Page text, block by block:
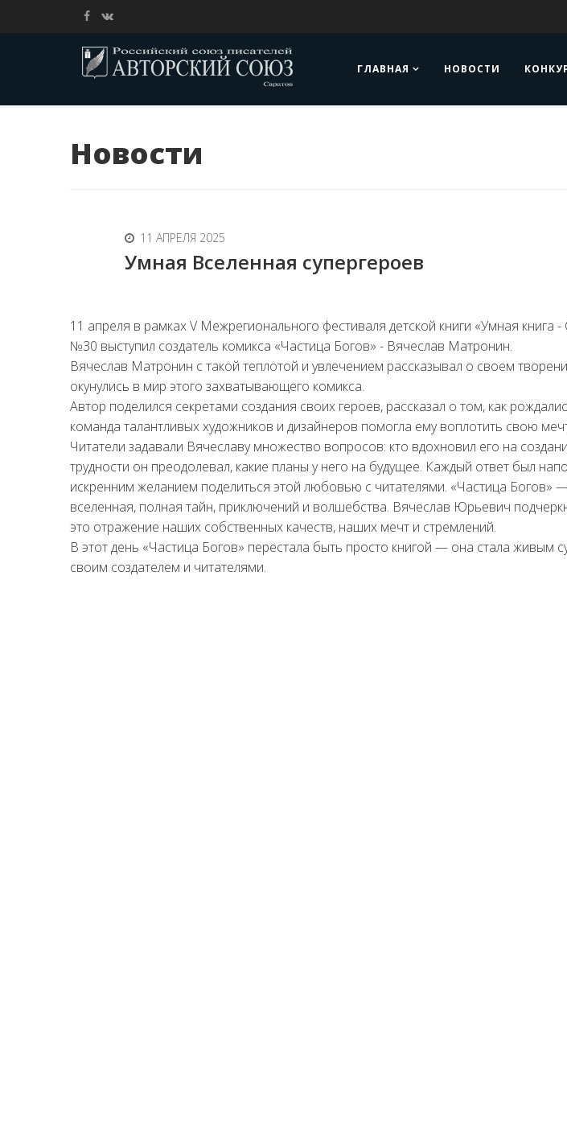
ГЛАВНАЯ НОВОСТИ
Новости
11 АПРЕЛЯ 2025
Умная Вселенная супергероев
11 апреля в рамках V Межрегионального фестиваля детской книги «Умная книга
№30 выступил создатель комикса «Частица Богов» - Вячеслав Матронин.
Вячеслав Матронин с такой теплотой и увлечением рассказывал о своем
окунулись в мир этого захватывающего комикса.
Автор поделился секретами создания своих героев, рассказал о том, как
команда талантливых художников и дизайнеров помогла ему воплотить свою
Читатели задавали Вячеславу множество вопросов: кто вдохновил его на
трудности он преодолевал, какие планы у него на будущее. Каждый ответ был
искренним желанием поделиться этой любовью с читателями. «Частица Богов»
вселенная, полная тайн, приключений и волшебства. Вячеслав Юрьевич
это отражение наших собственных качеств, наших мечт и стремлений.
В этот день «Частица Богов» перестала быть просто книгой — она стала
своим создателем и читателями.